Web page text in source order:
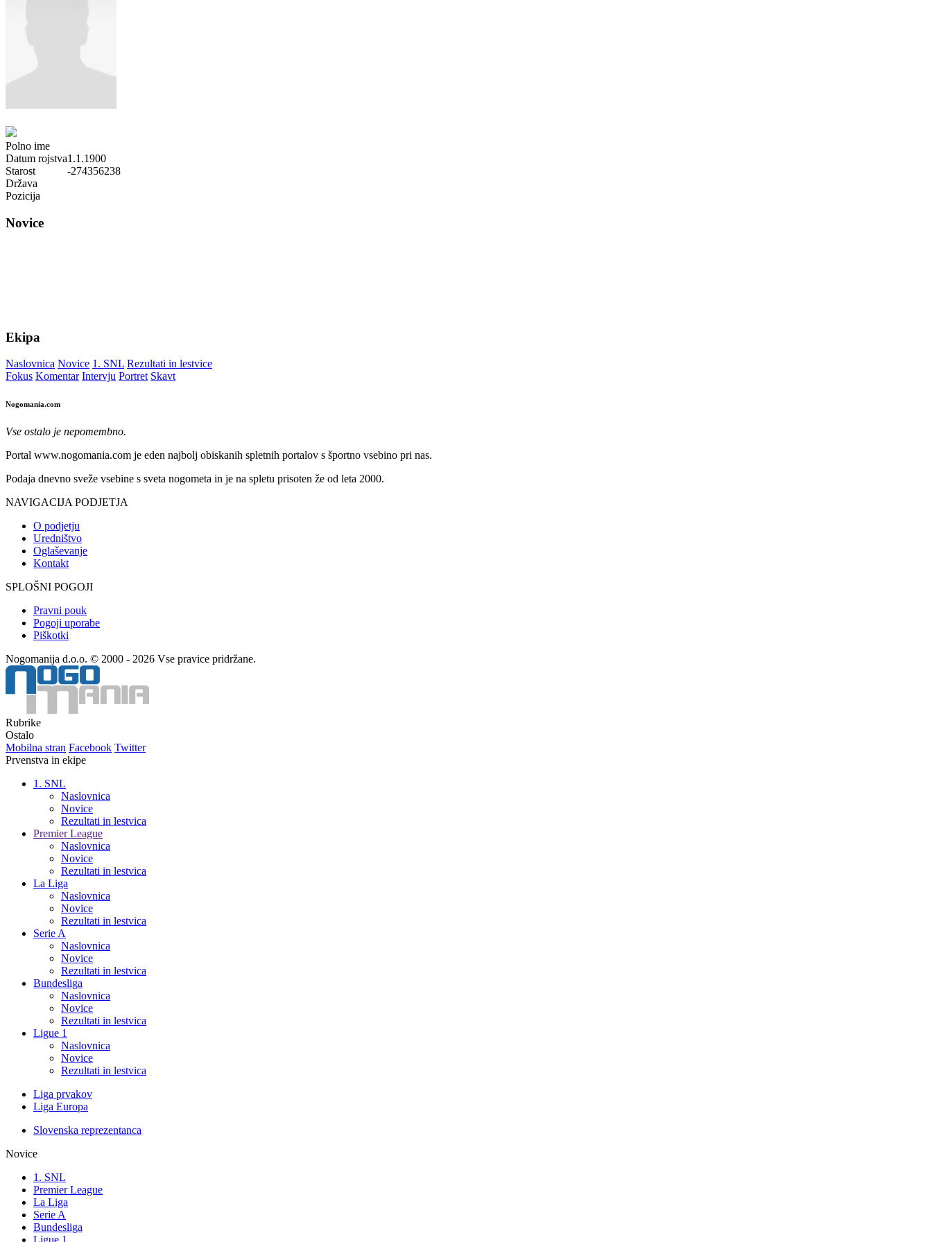
Polno ime
Datum rojstva1.1.1900
Starost
-274356238
Država
Pozicija
Novice
Ekipa
Naslovnica Novice 1. SNL Rezultati in lestvice
Fokus Komentar Intervju Portret Skavt
Nogomania.com
Vse ostalo je nepomembno.
Portal www.nogomania.com je eden najbolj obiskanih spletnih portalov s športno vsebino pri nas.
Podaja dnevno sveže vsebine s sveta nogometa in je na spletu prisoten že od leta 2000.
NAVIGACIJA PODJETJA
O podjetju
Uredništvo
Oglaševanje
Kontakt
SPLOŠNI POGOJI
Pravni pouk
Pogoji uporabe
Piškotki
Nogomanija d.o.o. © 2000 - 2026 Vse pravice pridržane.
Rubrike
Ostalo
Mobilna stran Facebook Twitter
Prvenstva in ekipe
1. SNL
Naslovnica
Novice
Rezultati in lestvica
Premier League
Naslovnica
Novice
Rezultati in lestvica
La Liga
Naslovnica
Novice
Rezultati in lestvica
Serie A
Naslovnica
Novice
Rezultati in lestvica
Bundesliga
Naslovnica
Novice
Rezultati in lestvica
Ligue 1
Naslovnica
Novice
Rezultati in lestvica
Liga prvakov
Liga Europa
Slovenska reprezentanca
Novice
1. SNL
Premier League
La Liga
Serie A
Bundesliga